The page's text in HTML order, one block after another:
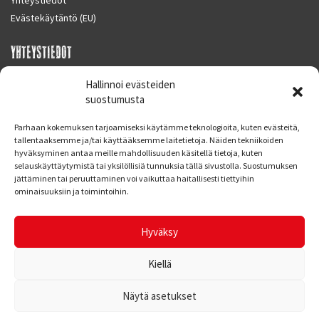
Hallinnoi evästeiden
suostumusta
Parhaan kokemuksen tarjoamiseksi käytämme teknologioita, kuten evästeitä,
tallentaaksemme ja/tai käyttääksemme laitetietoja. Näiden tekniikoiden
hyväksyminen antaa meille mahdollisuuden käsitellä tietoja, kuten
selauskäyttäytymistä tai yksilöllisiä tunnuksia tällä sivustolla. Suostumuksen
jättäminen tai peruuttaminen voi vaikuttaa haitallisesti tiettyihin
ominaisuuksiin ja toimintoihin.
Hyväksy
Kiellä
Näytä asetukset
Evästekäytäntö (EU)
YHTEYSTIEDOT
SUPERMOTO CENTER
Finland
Puh. 09 221 7088
info at supermotocenter.fi
Maanantai - Tiistai 09.00 - 17.00
© Supermoto Center